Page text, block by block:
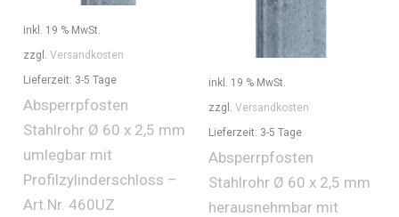
inkl. 19 % MwSt.
zzgl.Versandkosten
Lieferzeit: 3-5 Tage
Absperrpfosten
Stahlrohr Ø 60 x 2,5 mm
umlegbar mit
Profilzylinderschloss –
Art.Nr. 460UZ
inkl. 19 % MwSt.
zzgl. Versandkosten
Lieferzeit: 3-5 Tage
Absperrpfosten
Stahlrohr Ø 60 x 2,5 mm
herausnehmbar mit